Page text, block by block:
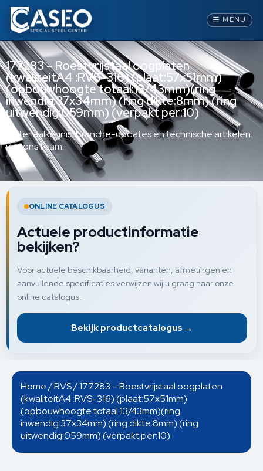
☰ MENU
177283 – Roestvrijstaal oogplaten
(kwaliteitA4 :RVS-316) (plaat:57x51mm)
(opbouwhoogte totaal:13/43mm)(ring
inwendig:37x34mm) (ring dikte:8mm) (ring
uitwendig:059mm) (verpakt per:10)
Materiaalkennis, branche-updates en technische artikelen
van ons team.
ONLINE CATALOGUS
Actuele productinformatie
bekijken?
Voor actuele beschikbaarheid, varianten, afmetingen en
aanvullende specificaties verwijzen wij u graag naar onze
online catalogus.
Bekijk productcatalogus →
Home/RVS/ 177283 – Roestvrijstaal oogplaten
(kwaliteitA4 :RVS-316) (plaat:57x51mm)
(opbouwhoogte totaal:13/43mm)(ring
inwendig:37x34mm) (ring dikte:8mm) (ring
uitwendig:059mm) (verpakt per:10)